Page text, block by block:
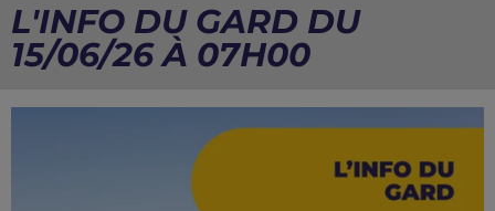
L'INFO DU GARD DU
15/06/26 À 07H00